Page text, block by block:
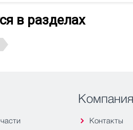
в разделах
Компания
Контакты